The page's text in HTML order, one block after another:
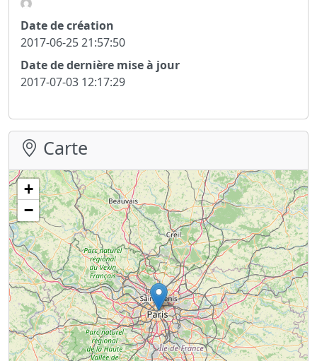
Date de création
2017-06-25 21:57:50
Date de dernière mise à jour
2017-07-03 12:17:29
Carte
+
−